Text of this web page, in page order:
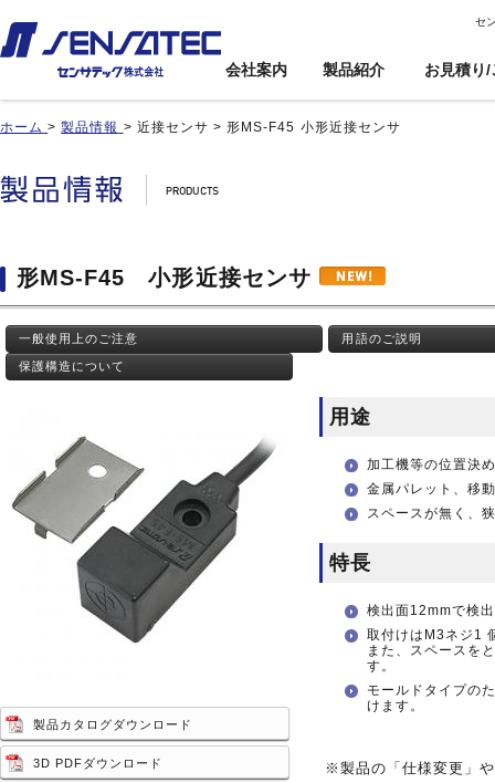
セ
会社案内 製品紹介 お見積り/
品番インデックス
用途事例
近接センサ
差動容量型近接センサ
磁気センサ
サ
ジャイロセンサ
光電センサ
赤外線温度センサ
文
利用規約
近接センサ
差動容量型近接センサ
磁気センサ
サ
ジャイロセンサ
光電センサ
赤外線温度センサ
ップ
基板実装のご紹介
ホーム >製品情報 > 近接センサ >形MS-F45 小形近接センサ
形MS-F45 小形近接センサ
一般使用上のご注意 用語のご説明
保護構造について
製品カタログダウンロード
3D PDFダウンロード
用途
加工機等の位置決
金属パレット、移
スペースが無く、
特長
検出面12mmで検
取付けはM3ネジ1
また、スペースを
す。
モールドタイプの
けます。
※製品の「仕様変更」